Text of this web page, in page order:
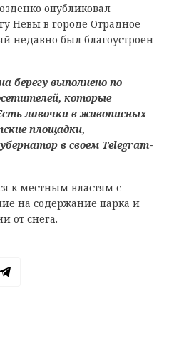
опубликовал
Невы в городе Отрадное
недавно был благоустроен
берегу выполнено по
которые
лавочки в живописных
площадки,
в своем Telegram-
к местным властям с
на содержание парка и
от снега.